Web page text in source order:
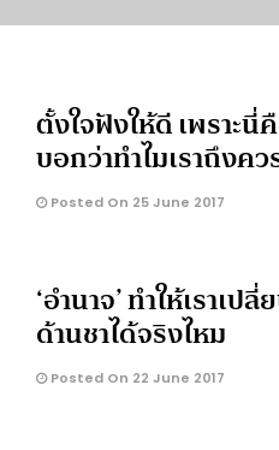
ตั้งใจฟังให้ดี เพราะ
บอกว่าทำไมเราถึงคว
Posted On 25 June 2017
‘อำนาจ’ ทำให้เราเป
ด้านชาได้จริงไหม
Posted On 22 June 2017